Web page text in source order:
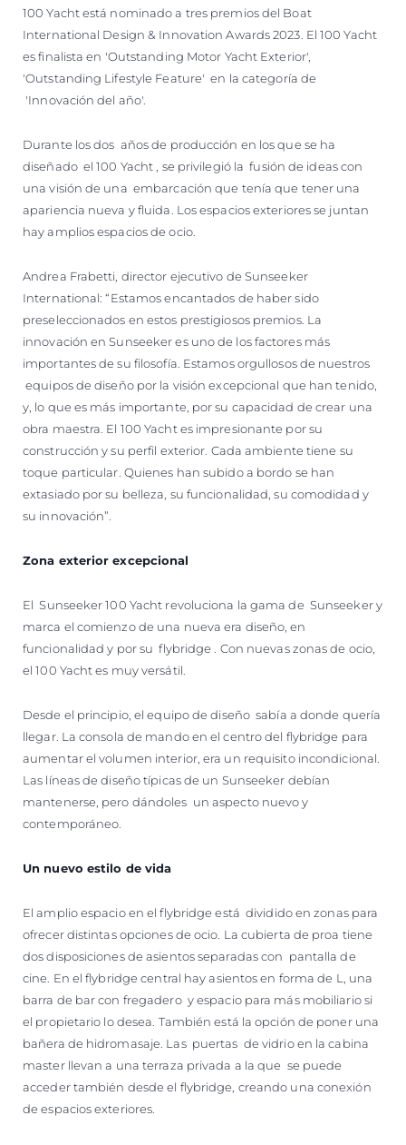
100 Yacht está nominado a tres premios del Boat
International Design & Innovation Awards 2023. El 100 Yacht
es finalista en 'Outstanding Motor Yacht Exterior',
'Outstanding Lifestyle Feature' en la categoría de
'Innovación del año'.
Durante los dos años de producción en los que se ha
diseñado el 100 Yacht , se privilegió la fusión de ideas con
una visión de una embarcación que tenía que tener una
apariencia nueva y fluida. Los espacios exteriores se juntan
hay amplios espacios de ocio.
Andrea Frabetti, director ejecutivo de Sunseeker
International: “Estamos encantados de haber sido
preseleccionados en estos prestigiosos premios. La
innovación en Sunseeker es uno de los factores más
importantes de su filosofía. Estamos orgullosos de nuestros
equipos de diseño por la visión excepcional que han tenido,
y, lo que es más importante, por su capacidad de crear una
obra maestra. El 100 Yacht es impresionante por su
construcción y su perfil exterior. Cada ambiente tiene su
toque particular. Quienes han subido a bordo se han
extasiado por su belleza, su funcionalidad, su comodidad y
su innovación”.
Zona exterior excepcional
El Sunseeker 100 Yacht revoluciona la gama de Sunseeker y
marca el comienzo de una nueva era diseño, en
funcionalidad y por su flybridge . Con nuevas zonas de ocio,
el 100 Yacht es muy versátil.
Desde el principio, el equipo de diseño sabía a donde quería
llegar. La consola de mando en el centro del flybridge para
aumentar el volumen interior, era un requisito incondicional.
Las líneas de diseño típicas de un Sunseeker debían
mantenerse, pero dándoles un aspecto nuevo y
contemporáneo.
Un nuevo estilo de vida
El amplio espacio en el flybridge está dividido en zonas para
ofrecer distintas opciones de ocio. La cubierta de proa tiene
dos disposiciones de asientos separadas con pantalla de
cine. En el flybridge central hay asientos en forma de L, una
barra de bar con fregadero y espacio para más mobiliario si
el propietario lo desea. También está la opción de poner una
bañera de hidromasaje. Las puertas de vidrio en la cabina
master llevan a una terraza privada a la que se puede
acceder también desde el flybridge, creando una conexión
de espacios exteriores.